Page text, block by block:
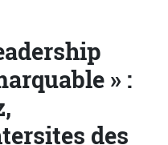
» :
des